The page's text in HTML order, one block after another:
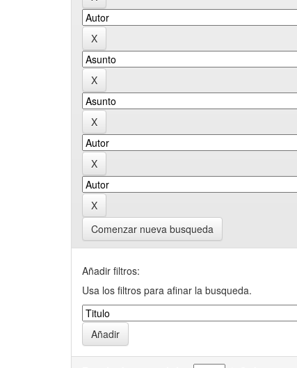
Comenzar nueva busqueda
Añadir filtros:
Usa los filtros para afinar la busqueda.